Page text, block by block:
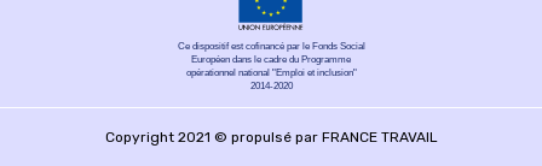
Ce dispositif est cofinancé par le Fonds Social
Européen dans le cadre du Programme
opérationnel national "Emploi et inclusion"
2014-2020
Copyright 2021 © propulsé par FRANCE TRAVAIL